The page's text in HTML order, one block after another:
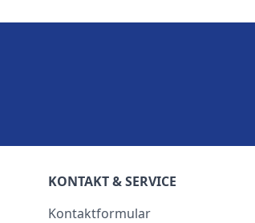
KONTAKT & SERVICE
Kontaktformular